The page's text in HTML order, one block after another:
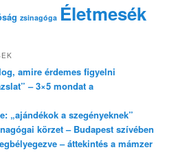
zsinagóga Életmesék
amire érdemes figyelni
– 3×5 mondat a
„ajándékok a szegényeknek”
körzet – Budapest szívében
– áttekintés a mámzer